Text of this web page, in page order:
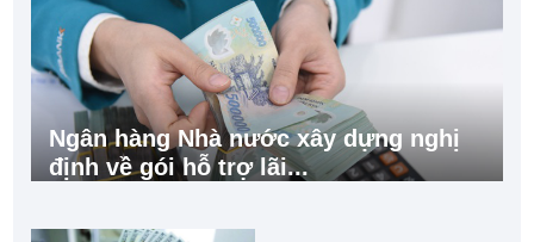
Ngân hàng Nhà nước xây dựng nghị
định về gói hỗ trợ lãi...